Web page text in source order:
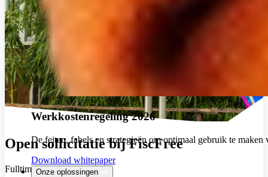
Werkkostenregeling 2026
De feiten, fabels en strategieën om optimaal gebruik te
Download whitepaper
Onze oplossingen
Open sollicitatie bij FiscFree
FulltimeHeerenveen